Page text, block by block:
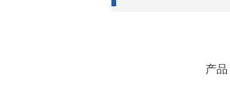
产品